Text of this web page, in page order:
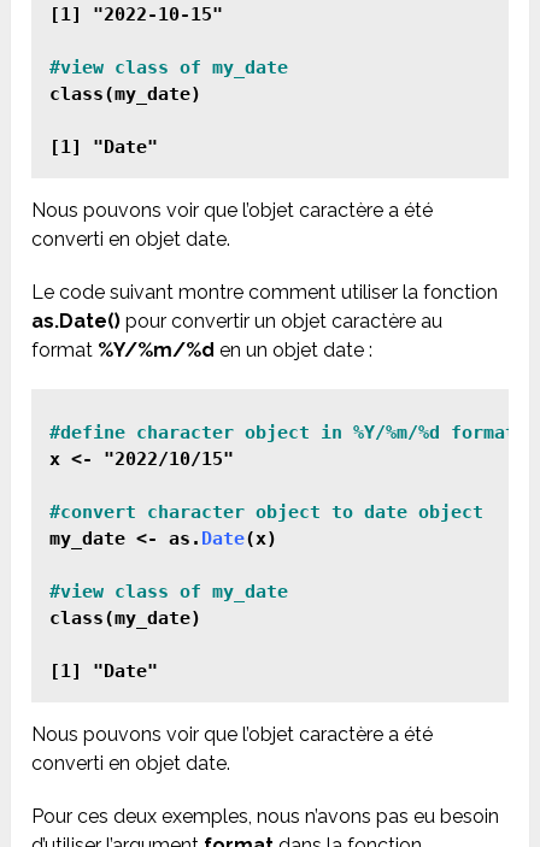
[1] "2022-10-15"
class(my_date)
Nous pouvons voir que l’objet caractère a été
converti en objet date.
Le code suivant montre comment utiliser la fonction
as.Date() pour convertir un objet caractère au
format %Y/%m/%d en un objet date :
x <- "2022/10/15"
my_date <- as. Date(x)
class(my_date)
Nous pouvons voir que l’objet caractère a été
converti en objet date.
Pour ces deux exemples, nous n’avons pas eu besoin